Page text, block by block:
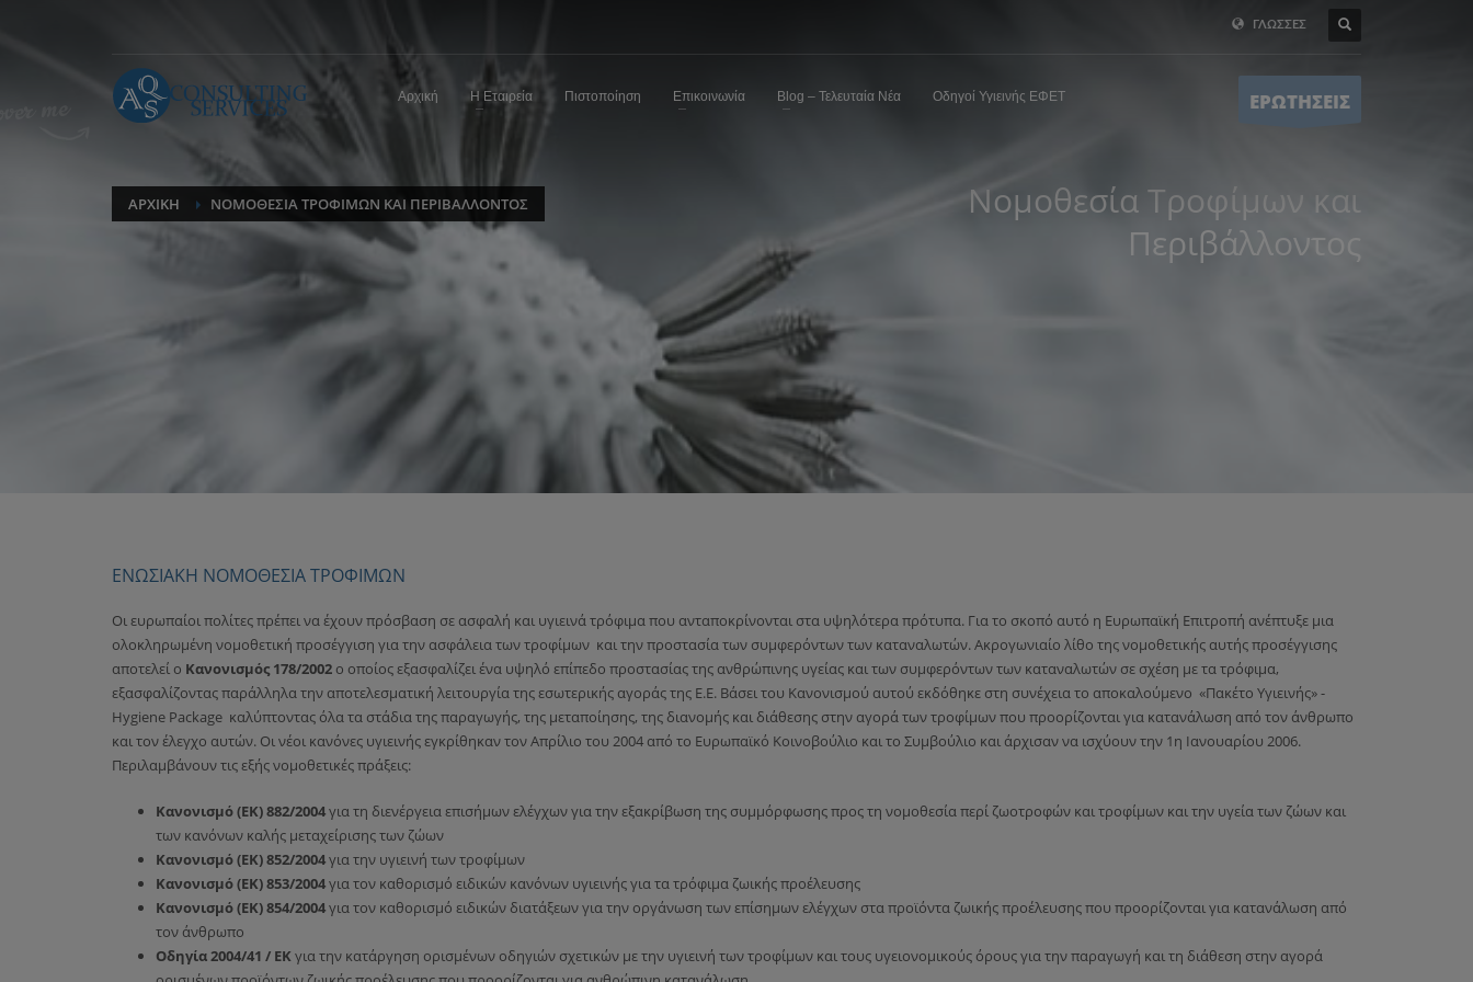
ΓΛΩΣΣΕΣ
Αρχική Η Εταιρεία Πιστοποίηση Επικοινωνία Blog – Τελευταία Νέα Οδηγοί Υγιεινής ΕΦΕΤ ΕΡΩΤΗΣΕΙΣ
ΑΡΧΙΚΉ NΟΜΟΘΕΣΊΑ ΤΡΟΦΊΜΩΝ ΚΑΙ ΠΕΡΙΒΆΛΛΟΝΤΟΣ
Nομοθεσία Τροφίμων και
Περιβάλλοντος
ΕΝΩΣΙΑΚΉ ΝΟΜΟΘΕΣΊΑ ΤΡΟΦΊΜΩΝ
Οι ευρωπαίοι πολίτες πρέπει να έχουν πρόσβαση σε ασφαλή και υγιεινά τρόφιμα που ανταποκρίνονται στα υψηλότερα πρότυπα. Για το σκοπό αυτό η Ευρωπαϊκή Επιτροπή ανέπτυξε μια
ολοκληρωμένη νομοθετική προσέγγιση για την ασφάλεια των τροφίμων και την προστασία των συμφερόντων των καταναλωτών. Ακρογωνιαίο λίθο της νομοθετικής αυτής προσέγγισης
αποτελεί ο Κανονισμός 178/2002 ο οποίος εξασφαλίζει ένα υψηλό επίπεδο προστασίας της ανθρώπινης υγείας και των συμφερόντων των καταναλωτών σε σχέση με τα τρόφιμα,
εξασφαλίζοντας παράλληλα την αποτελεσματική λειτουργία της εσωτερικής αγοράς της Ε.Ε. Βάσει του Κανονισμού αυτού εκδόθηκε στη συνέχεια το αποκαλούμενο «Πακέτο Υγιεινής» -
Hygiene Package καλύπτοντας όλα τα στάδια της παραγωγής, της μεταποίησης, της διανομής και διάθεσης στην αγορά των τροφίμων που προορίζονται για κατανάλωση από τον άνθρωπο
και τον έλεγχο αυτών. Οι νέοι κανόνες υγιεινής εγκρίθηκαν τον Απρίλιο του 2004 από το Ευρωπαϊκό Κοινοβούλιο και το Συμβούλιο και άρχισαν να ισχύουν την 1η Ιανουαρίου 2006.
Περιλαμβάνουν τις εξής νομοθετικές πράξεις:
Κανονισμό (ΕΚ) 882/2004για τη διενέργεια επισήμων ελέγχων για την εξακρίβωση της συμμόρφωσης προς τη νομοθεσία περί ζωοτροφών και τροφίμων και την υγεία των ζώων και
των κανόνων καλής μεταχείρισης των ζώων
Κανονισμό (ΕΚ) 852/2004για την υγιεινή των τροφίμων
Κανονισμό (ΕΚ) 853/2004για τον καθορισμό ειδικών κανόνων υγιεινής για τα τρόφιμα ζωικής προέλευσης
Κανονισμό (ΕΚ) 854/2004για τον καθορισμό ειδικών διατάξεων για την οργάνωση των επίσημων ελέγχων στα προϊόντα ζωικής προέλευσης που προορίζονται για κατανάλωση από
τον άνθρωπο
Οδηγία 2004/41 / ΕΚγια την κατάργηση ορισμένων οδηγιών σχετικών με την υγιεινή των τροφίμων και τους υγειονομικούς όρους για την παραγωγή και τη διάθεση στην αγορά